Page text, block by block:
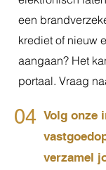
een
krediet of nieuw
aangaan? Het
portaal. Vraag
04 Volg onze
verzamel